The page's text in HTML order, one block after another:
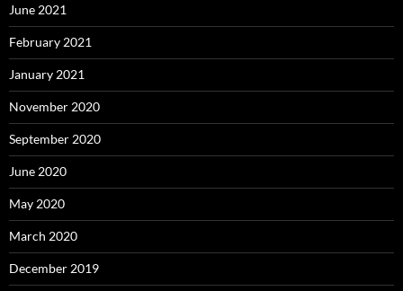
June 2021
February 2021
January 2021
November 2020
September 2020
June 2020
May 2020
March 2020
December 2019